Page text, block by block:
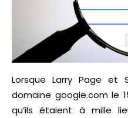
Lorsque Larry Page et
domaine google.com le
qu’ils étaient à mille